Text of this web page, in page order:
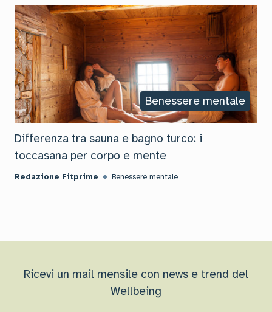
Benessere mentale
Differenza tra sauna e bagno turco: i
toccasana per corpo e mente
Redazione Fitprime Benessere mentale
Ricevi un mail mensile con news e trend del
Wellbeing